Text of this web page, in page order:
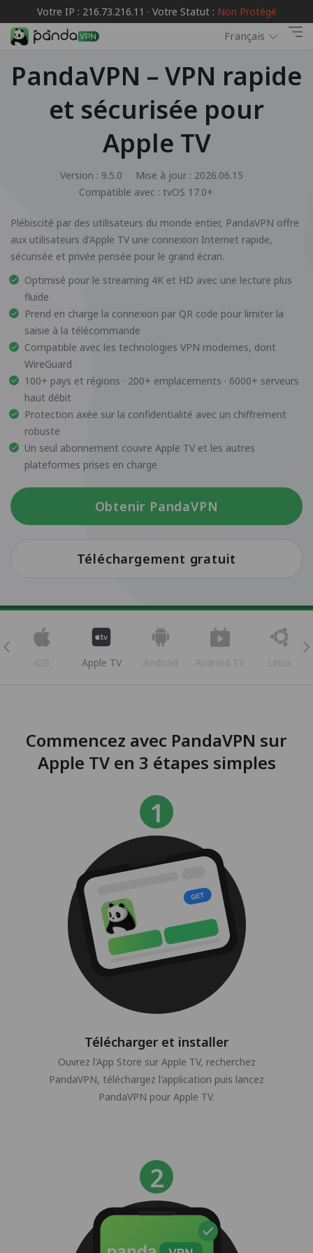
Votre IP : 216.73.216.11 · Votre Statut : Non Protégé
Français
PandaVPN – VPN rapide
et sécurisée pour
Apple TV
Version : 9.5.0
Mise à jour : 2026.06.15
Compatible avec : tvOS 17.0+
Plébiscité par des utilisateurs du monde entier, PandaVPN offre
aux utilisateurs d'Apple TV une connexion Internet rapide,
sécurisée et privée pensée pour le grand écran.
Optimisé pour le streaming 4K et HD avec une lecture plus
fluide
Prend en charge la connexion par QR code pour limiter la
saisie à la télécommande
Compatible avec les technologies VPN modernes, dont
WireGuard
100+ pays et régions · 200+ emplacements · 6000+ serveurs
haut débit
Protection axée sur la confidentialité avec un chiffrement
robuste
Un seul abonnement couvre Apple TV et les autres
plateformes prises en charge
Obtenir PandaVPN
Téléchargement gratuit
iOS Apple TV Android Android TV Linux
Commencez avec PandaVPN sur
Apple TV en 3 étapes simples
Télécharger et installer
Ouvrez l'App Store sur Apple TV, recherchez
PandaVPN, téléchargez l'application puis lancez
PandaVPN pour Apple TV.